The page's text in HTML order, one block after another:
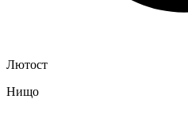
Лютост
Нищо